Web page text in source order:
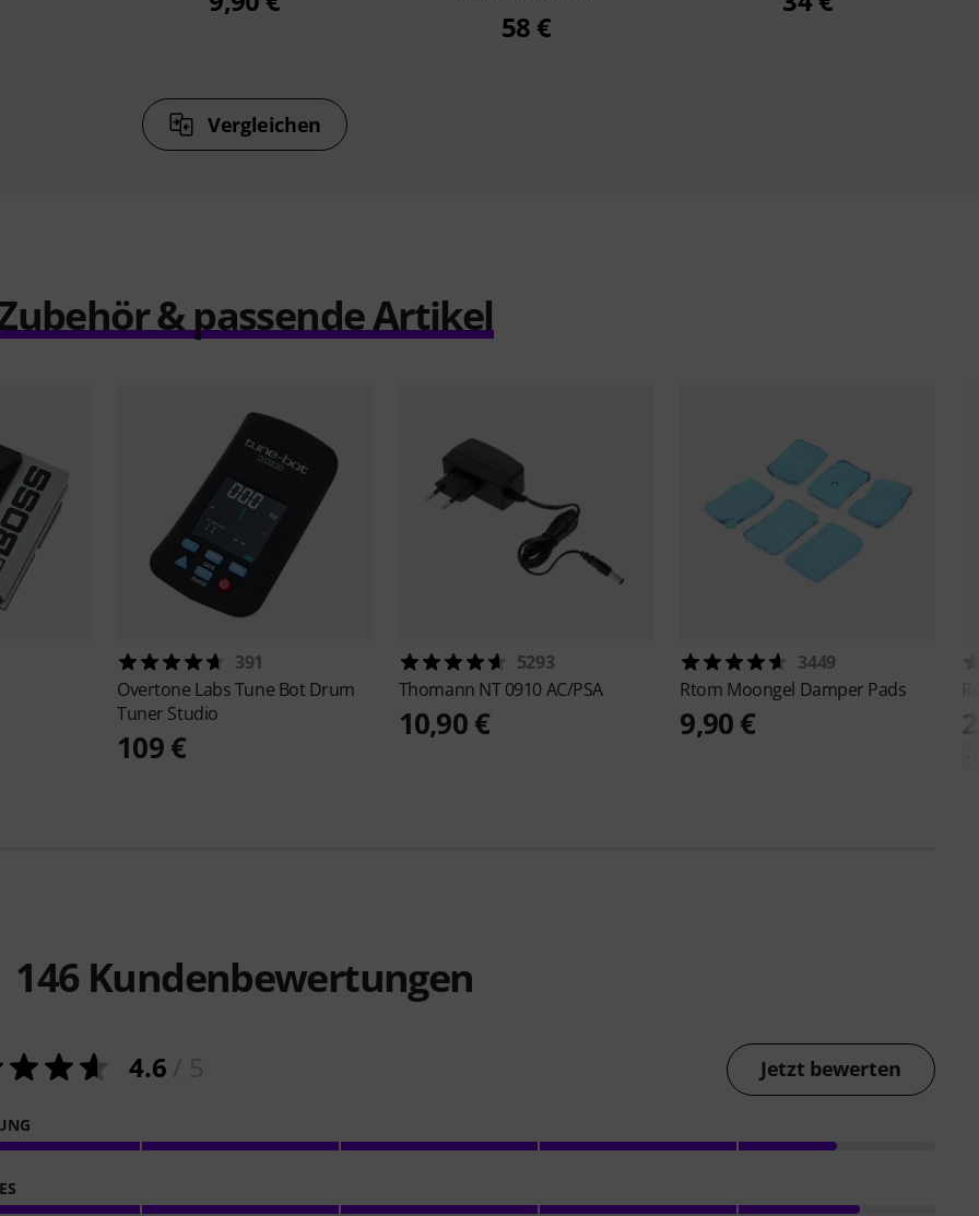
58 €
Vergleichen
& passende Artikel
391
Overtone LabsTune Bot Drum
Tuner Studio
109 €
5293
Thomann NT 0910 AC/PSA
10,90 €
3449
Rtom Moongel Damper Pads
9,90 €
146Kundenbewertungen
4.6 Jetzt bewerten